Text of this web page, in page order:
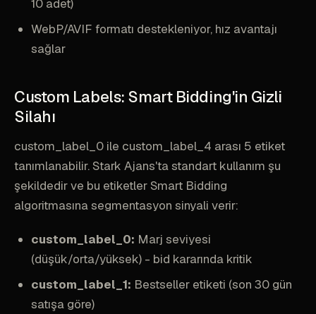
10 adet)
WebP/AVIF formatı destekleniyor, hız avantajı
sağlar
Custom Labels: Smart Bidding'in Gizli
Silahı
custom_label_0 ile custom_label_4 arası 5 etiket
tanımlanabilir. Stark Ajans'ta standart kullanım şu
şekildedir ve bu etiketler Smart Bidding
algoritmasına segmentasyon sinyali verir:
custom_label_0: Marj seviyesi
(düşük/orta/yüksek) - bid kararında kritik
custom_label_1: Bestseller etiketi (son 30 gün
satışa göre)